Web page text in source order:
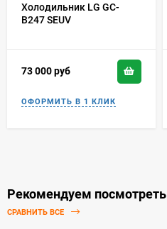
Холодильник LG GC-
B247 SEUV
73 000руб
Рекомендуем посмотреть
СРАВНИТЬ ВСЕ